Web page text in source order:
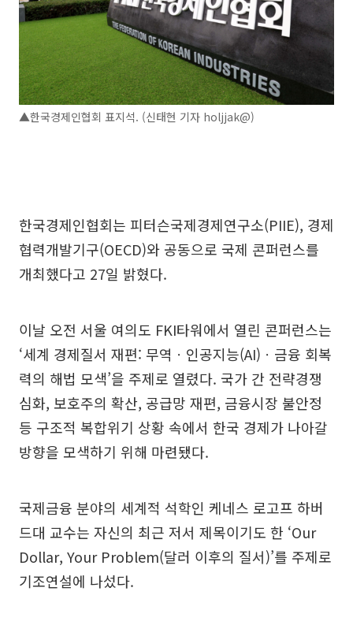
▲한국경제인협회 표지석. (신태현 기자 holjjak@)
한국경제인협회는 피터슨국제경제연구소(PIIE), 경제
협력개발기구(OECD)와 공동으로 국제 콘퍼런스를
개최했다고 27일 밝혔다.
이날 오전 서울 여의도 FKI타워에서 열린 콘퍼런스는
‘세계 경제질서 재편: 무역ㆍ인공지능(AI)ㆍ금융 회복
력의 해법 모색’을 주제로 열렸다. 국가 간 전략경쟁
심화, 보호주의 확산, 공급망 재편, 금융시장 불안정
등 구조적 복합위기 상황 속에서 한국 경제가 나아갈
방향을 모색하기 위해 마련됐다.
국제금융 분야의 세계적 석학인 케네스 로고프 하버
드대 교수는 자신의 최근 저서 제목이기도 한 ‘Our
Dollar, Your Problem(달러 이후의 질서)’를 주제로
기조연설에 나섰다.